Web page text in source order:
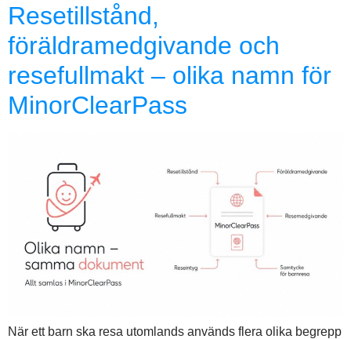
Resetillstånd,
föräldramedgivande och
resefullmakt – olika namn för
MinorClearPass
När ett barn ska resa utomlands används flera olika begrepp